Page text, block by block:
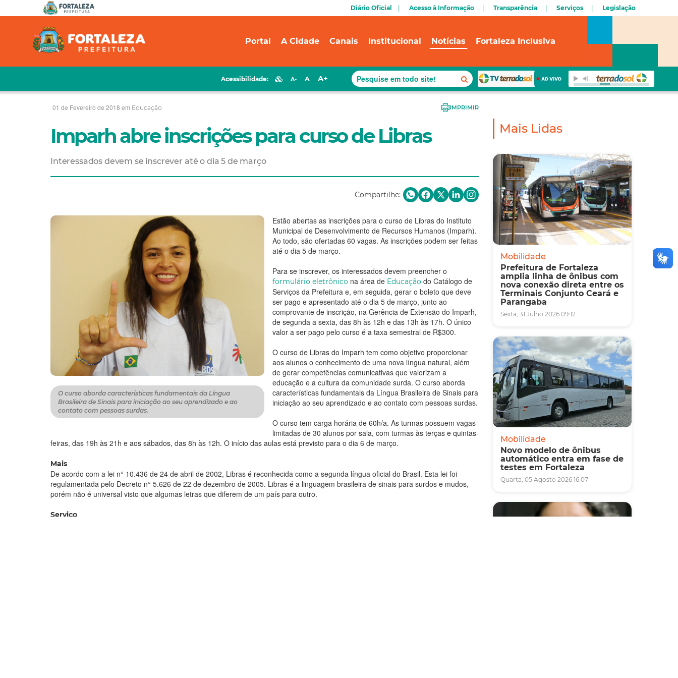
Diário Oficial Acesso à Informação Transparência Serviços Legislação
Portal A Cidade Canais Institucional Notícias Fortaleza Inclusiva
Acessibilidade: A- A A+
01 de Fevereiro de 2018 em Educação IMPRIMIR
Imparh abre inscrições para curso de Libras
Interessados devem se inscrever até o dia 5 de março
Compartilhe:
O curso aborda características fundamentais da Língua
Brasileira de Sinais para iniciação ao seu aprendizado e ao
contato com pessoas surdas.
Estão abertas as inscrições para o curso de Libras do Instituto
Municipal de Desenvolvimento de Recursos Humanos (Imparh).
Ao todo, são ofertadas 60 vagas. As inscrições podem ser feitas
até o dia 5 de março.
Para se inscrever, os interessados devem preencher o
formulário eletrônico na área de Educação do Catálogo de
Serviços da Prefeitura e, em seguida, gerar o boleto que deve
ser pago e apresentado até o dia 5 de março, junto ao
comprovante de inscrição, na Gerência de Extensão do Imparh,
de segunda a sexta, das 8h às 12h e das 13h às 17h. O único
valor a ser pago pelo curso é a taxa semestral de R$300.
O curso de Libras do Imparh tem como objetivo proporcionar
aos alunos o conhecimento de uma nova língua natural, além
de gerar competências comunicativas que valorizam a
educação e a cultura da comunidade surda. O curso aborda
características fundamentais da Língua Brasileira de Sinais para
iniciação ao seu aprendizado e ao contato com pessoas surdas.
O curso tem carga horária de 60h/a. As turmas possuem vagas
limitadas de 30 alunos por sala, com turmas às terças e quintas-
feiras, das 19h às 21h e aos sábados, das 8h às 12h. O início das aulas está previsto para o dia 6 de março.
Mais
De acordo com a lei n° 10.436 de 24 de abril de 2002, Libras é reconhecida como a segunda língua oficial do Brasil. Esta lei foi
regulamentada pelo Decreto n° 5.626 de 22 de dezembro de 2005. Libras é a linguagem brasileira de sinais para surdos e mudos,
porém não é universal visto que algumas letras que diferem de um país para outro.
Serviço
Mais Lidas
Mobilidade
Prefeitura de Fortaleza
amplia linha de ônibus com
nova conexão direta entre os
Terminais Conjunto Ceará e
Parangaba
Sexta, 31 Julho 2026 09:12
Mobilidade
Novo modelo de ônibus
automático entra em fase de
testes em Fortaleza
Quarta, 05 Agosto 2026 16:07